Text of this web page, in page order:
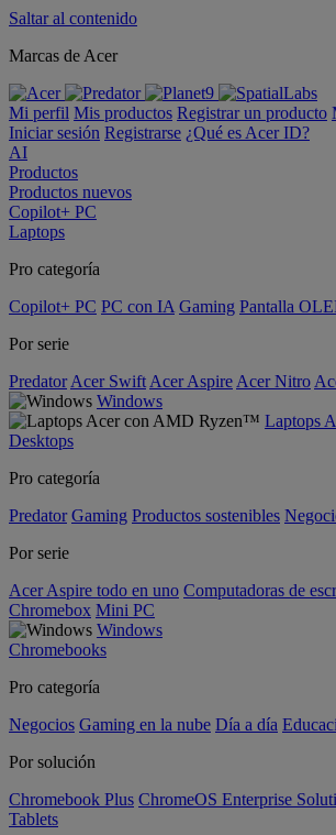
Saltar al contenido
Marcas de Acer
Mi perfil Mis productos Registrar un producto
Iniciar sesión Registrarse ¿Qué es Acer ID?
AI
Productos
Productos nuevos
Copilot+ PC
Laptops
Pro categoría
Copilot+ PC PC con IA Gaming Pantalla
Por serie
Predator Acer Swift Acer Aspire Acer Nitro
Windows
Laptops
Desktops
Pro categoría
Predator Gaming Productos sostenibles
Por serie
Acer Aspire todo en uno Computadoras de
Chromebox Mini PC
Windows
Chromebooks
Pro categoría
Negocios Gaming en la nube Día a día
Por solución
Chromebook Plus ChromeOS Enterprise
Tablets